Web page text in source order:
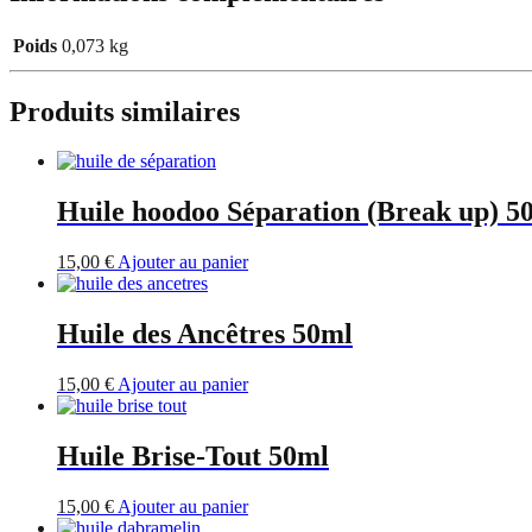
Poids 0,073 kg
Produits similaires
Huile hoodoo Séparation (Break up)
15,00 € Ajouter au panier
Huile des Ancêtres 50ml
15,00 € Ajouter au panier
Huile Brise-Tout 50ml
15,00 € Ajouter au panier